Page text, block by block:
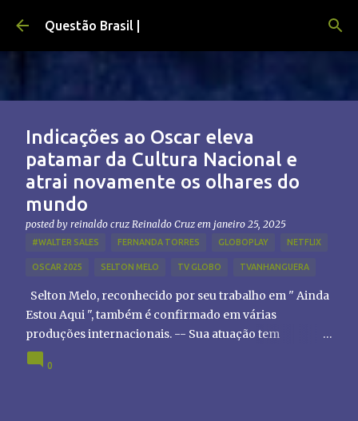
Pular para o conteúdo principal
Questão Brasil |
Indicações ao Oscar eleva
patamar da Cultura Nacional e
atrai novamente os olhares do
mundo
posted by reinaldo cruz Reinaldo Cruz em janeiro 25, 2025
#WALTER SALES FERNANDA TORRES GLOBOPLAY NETFLIX
OSCAR 2025 SELTON MELO TV GLOBO TVANHANGUERA
Selton Melo, reconhecido por seu trabalho em " Ainda
Estou Aqui ", também é confirmado em várias
produções internacionais. -- Sua atuação tem
chamado atenção de diretores e produtores fora do
Brasil, abrindo portas para novas oportunidades no
0